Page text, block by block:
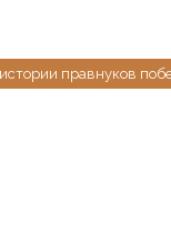
правнуков